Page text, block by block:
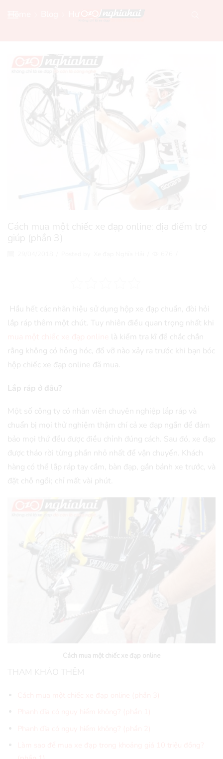
Hướng Dẫn Xe Đạp
Hầu hết các nhãn hiệu sử dụng hộp xe đạp chuẩn, đòi hỏi
lắp ráp thêm một chút. Tuy nhiên điều quan trọng nhất khi
là kiểm tra kĩ để chắc chắn
rằng không có hỏng hóc, đổ vỡ nào xảy ra trước khi bạn bóc
hộp chiếc xe đạp online đã mua.
Lắp ráp ở đâu?
Một số công ty có nhân viên chuyên nghiệp lắp ráp và
chuẩn bị mọi thử nghiệm thậm chí cả xe đạp ngắn để đảm
bảo mọi thứ đều được điều chỉnh đúng cách. Sau đó, xe đạp
được tháo rời từng phần nhỏ nhất để vận chuyển. Khách
hàng có thể lắp ráp tay cầm, bàn đạp, gắn bánh xe trước, và
đặt chỗ ngồi; chỉ mất vài phút.
Cách mua một chiếc xe đạp online